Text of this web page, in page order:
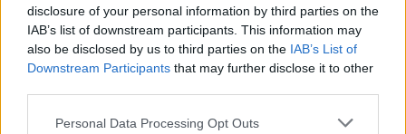
disclosure of your personal information by third parties on the
IAB’s list of downstream participants. This information may
also be disclosed by us to third parties on the IAB’s List of
Downstream Participants that may further disclose it to other
Personal Data Processing Opt Outs